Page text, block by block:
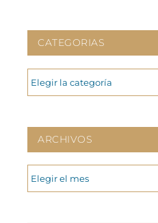
CATEGORIAS
CATEGORIAS
ARCHIVOS
ARCHIVOS